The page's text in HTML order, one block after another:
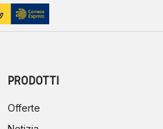
PRODOTTI
Offerte